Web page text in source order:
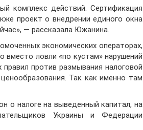
комплекс действий. Сертификация
проект о внедрении единого окна
— рассказала Южанина.
экономических операторах,
вместо ловли «по кустам» нарушений
против размывания налоговой
Так как именно там
о налоге на выведенный капитал, на
Украины и Федерации